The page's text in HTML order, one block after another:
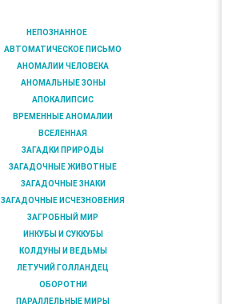
НЕПОЗНАННОЕ
АВТОМАТИЧЕСКОЕ ПИСЬМО
АНОМАЛИИ ЧЕЛОВЕКА
АНОМАЛЬНЫЕ ЗОНЫ
АПОКАЛИПСИС
ВРЕМЕННЫЕ АНОМАЛИИ
ВСЕЛЕННАЯ
ЗАГАДКИ ПРИРОДЫ
ЗАГАДОЧНЫЕ ЖИВОТНЫЕ
ЗАГАДОЧНЫЕ ЗНАКИ
ЗАГАДОЧНЫЕ ИСЧЕЗНОВЕНИЯ
ЗАГРОБНЫЙ МИР
ИНКУБЫ И СУККУБЫ
КОЛДУНЫ И ВЕДЬМЫ
ЛЕТУЧИЙ ГОЛЛАНДЕЦ
ОБОРОТНИ
ПАРАЛЛЕЛЬНЫЕ МИРЫ